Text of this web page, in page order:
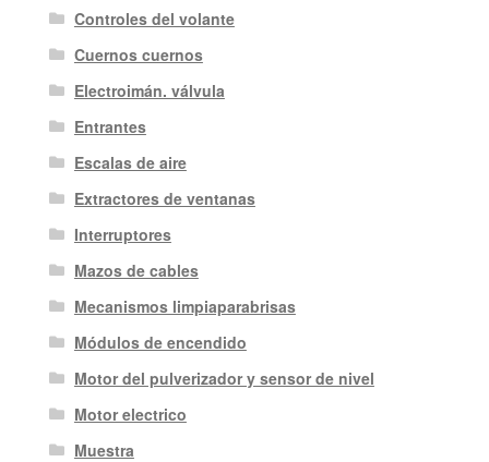
Controles del volante
Cuernos cuernos
Electroimán. válvula
Entrantes
Escalas de aire
Extractores de ventanas
Interruptores
Mazos de cables
Mecanismos limpiaparabrisas
Módulos de encendido
Motor del pulverizador y sensor de nivel
Motor electrico
Muestra